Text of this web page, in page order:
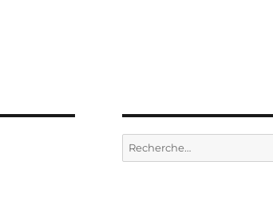
Recherche
pour :